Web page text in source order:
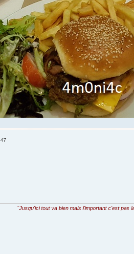
"Jusqu'ici tout va bien mais l'important c'est pas